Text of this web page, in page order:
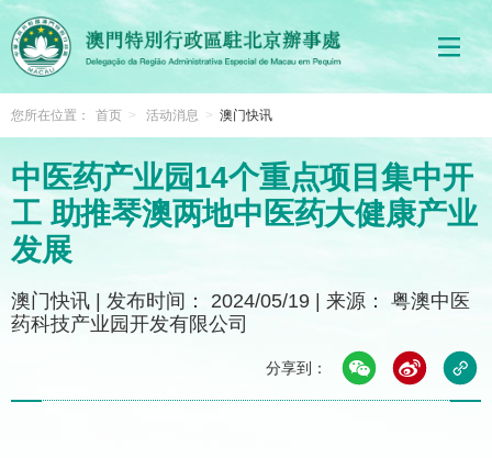
您所在位置： 首页 > 活动消息 > 澳门快讯
中医药产业园14个重点项目集中开
工 助推琴澳两地中医药大健康产业
发展
澳门快讯 | 发布时间： 2024/05/19 | 来源： 粤澳中医
药科技产业园开发有限公司
分享到：